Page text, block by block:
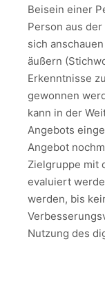
Beisein einer
Person aus
sich
äußern
Erkenntnisse
gewonnen
kann in der
Angebots
Angebot
Zielgruppe mit
evaluiert
werden, bis
Nutzung des